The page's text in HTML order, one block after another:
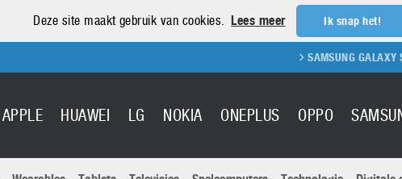
Deze site maakt gebruik van cookies. Lees meer Ik snap het!
SAMSUNG GALAXY S21
APPLE HUAWEI LG NOKIA ONEPLUS OPPO